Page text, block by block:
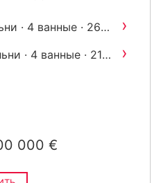
· 4 ванные · 268
›
· 4 ванные · 219
›
000 €